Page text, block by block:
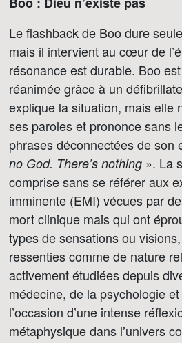
Le flashback de Boo dure
mais il intervient au cœur de
résonance est durable. Boo
réanimée grâce à un
explique la situation, mais elle
ses paroles et prononce sans
phrases déconnectées de son
no God. There’s nothing ». La
comprise sans se référer aux
imminente (EMI) vécues par
mort clinique mais qui ont
types de sensations ou
ressenties comme de nature
activement étudiées depuis
médecine, de la psychologie
l’occasion d’une intense
métaphysique dans l’univers